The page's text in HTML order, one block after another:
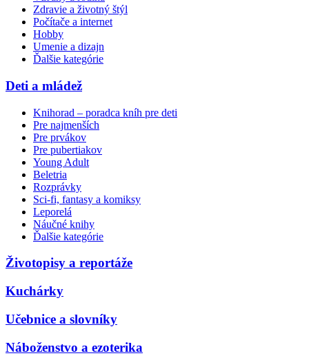
Zdravie a životný štýl
Počítače a internet
Hobby
Umenie a dizajn
Ďalšie kategórie
Deti a mládež
Knihorad – poradca kníh pre deti
Pre najmenších
Pre prvákov
Pre pubertiakov
Young Adult
Beletria
Rozprávky
Sci-fi, fantasy a komiksy
Leporelá
Náučné knihy
Ďalšie kategórie
Životopisy a reportáže
Kuchárky
Učebnice a slovníky
Náboženstvo a ezoterika